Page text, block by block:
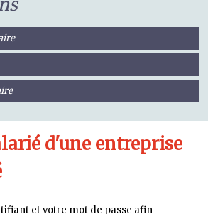
d'une entreprise
et votre mot de passe afin